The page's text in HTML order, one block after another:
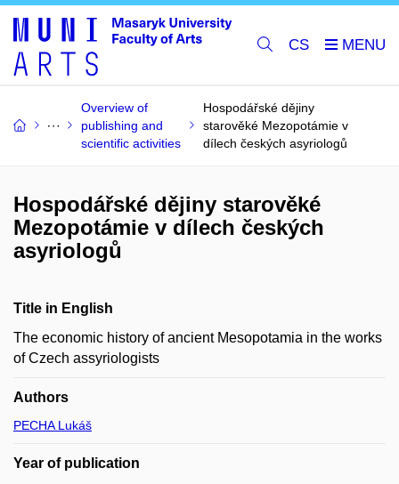
CS
Overview of
publishing and
scientific activities
Hospodářské dějiny
starověké Mezopotámie v
dílech českých asyriologů
Hospodářské dějiny starověké
Mezopotámie v dílech českých
asyriologů
Title in English
The economic history of ancient Mesopotamia in the works
of Czech assyriologists
Authors
PECHA Lukáš
Year of publication